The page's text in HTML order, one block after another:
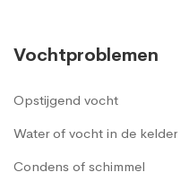
Vochtproblemen
Opstijgend vocht
Water of vocht in de kelder
Condens of schimmel